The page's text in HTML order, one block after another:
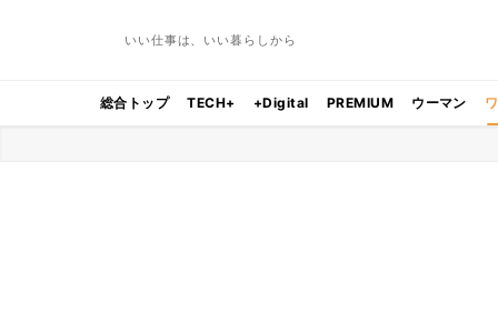
いい仕事は、いい暮らしから
総合トップ TECH+ +Digital PREMIUM ウーマン